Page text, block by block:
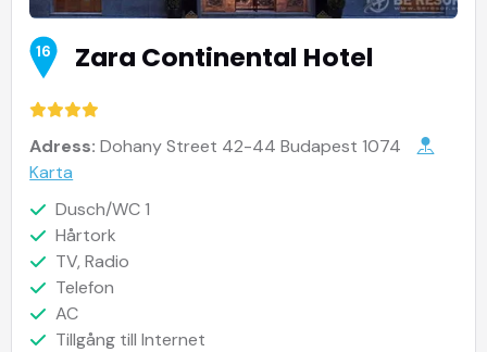
16 Zara Continental Hotel
Adress: Dohany Street 42-44 Budapest 1074
Karta
Dusch/WC 1
Hårtork
TV, Radio
Telefon
AC
Tillgång till Internet